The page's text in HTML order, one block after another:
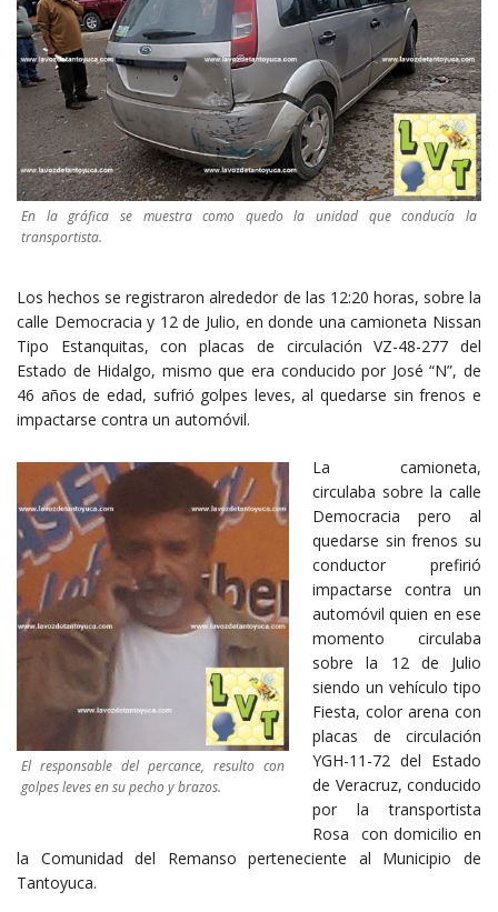
En la gráfica se muestra como quedo la unidad que conducía la
transportista.
Los hechos se registraron alrededor de las 12:20 horas, sobre la
calle Democracia y 12 de Julio, en donde una camioneta Nissan
Tipo Estanquitas, con placas de circulación VZ-48-277 del
Estado de Hidalgo, mismo que era conducido por José “N”, de
46 años de edad, sufrió golpes leves, al quedarse sin frenos e
impactarse contra un automóvil.
El responsable del percance, resulto con
golpes leves en su pecho y brazos.
La camioneta,
circulaba sobre la calle
Democracia pero al
quedarse sin frenos su
conductor prefirió
impactarse contra un
automóvil quien en ese
momento circulaba
sobre la 12 de Julio
siendo un vehículo tipo
Fiesta, color arena con
placas de circulación
YGH-11-72 del Estado
de Veracruz, conducido
por la transportista
Rosa con domicilio en
la Comunidad del Remanso perteneciente al Municipio de
Tantoyuca.